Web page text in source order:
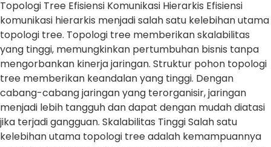
Topologi Tree Efisiensi Komunikasi Hierarkis Efisiensi
komunikasi hierarkis menjadi salah satu kelebihan utama
topologi tree. Topologi tree memberikan skalabilitas
yang tinggi, memungkinkan pertumbuhan bisnis tanpa
mengorbankan kinerja jaringan. Struktur pohon topologi
tree memberikan keandalan yang tinggi. Dengan
cabang-cabang jaringan yang terorganisir, jaringan
menjadi lebih tangguh dan dapat dengan mudah diatasi
jika terjadi gangguan. Skalabilitas Tinggi Salah satu
kelebihan utama topologi tree adalah kemampuannya